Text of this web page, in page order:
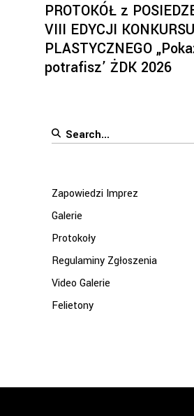
PROTOKÓŁ z
VIII EDYCJI KONKURSU
PLASTYCZNEGO
potrafisz’ ŻDK 2026
Search
Zapowiedzi Imprez
Galerie
Protokoły
Regulaminy Zgłoszenia
Video Galerie
Felietony